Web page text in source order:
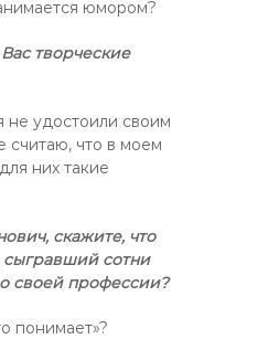
юмором?
творческие
удостоили своим
считаю, что в моем
них такие
скажите, что
сыгравший сотни
своей профессии?
понимает»?